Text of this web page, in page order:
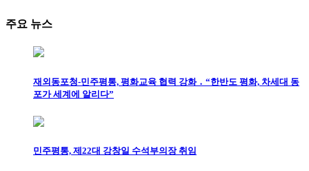
주요 뉴스
재외동포청-민주평통, 평화교육 협력 강화 ․ “한반도 평화, 차세대 동
포가 세계에 알리다”
민주평통, 제22대 강창일 수석부의장 취임